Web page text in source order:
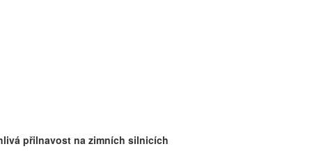
přilnavost na zimních silnicích